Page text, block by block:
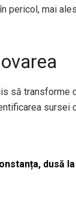
pericol, mai
să transforme
sursei
dusă